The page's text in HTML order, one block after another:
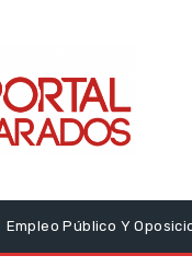
Empleo Público Y